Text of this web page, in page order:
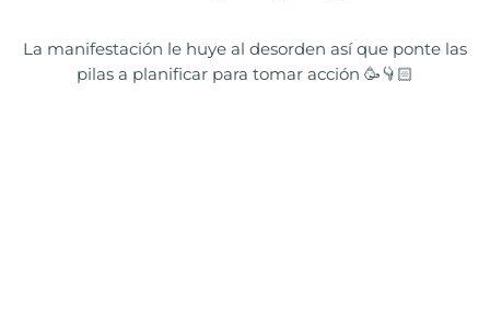
La manifestación le huye al desorden así que ponte las
pilas a planificar para tomar acción 🥳👇🏻